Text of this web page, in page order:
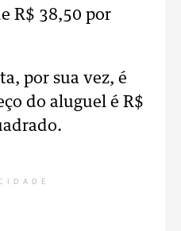
R$ 38,50 por
por sua vez, é
do aluguel é R$